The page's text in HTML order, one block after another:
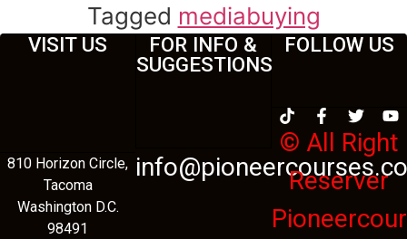
Tagged mediabuying
VISIT US
810 Horizon Circle,
Tacoma
Washington D.C.
98491
FOR INFO &
SUGGESTIONS
FOLLOW US
© All Right
Reserver